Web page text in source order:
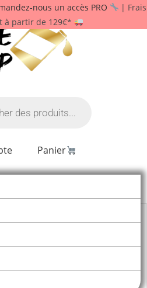
nous un accès PRO
| Frais
à partir de 129€*
Panier